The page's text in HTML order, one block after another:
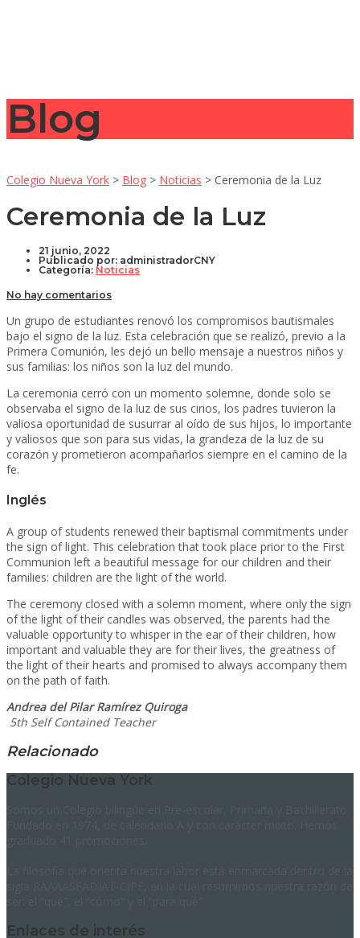
Blog
Colegio Nueva York > Blog > Noticias > Ceremonia de la Luz
Ceremonia de la Luz
21 junio, 2022
Publicado por: administradorCNY
Categoría: Noticias
No hay comentarios
Un grupo de estudiantes renovó los compromisos bautismales
bajo el signo de la luz. Esta celebración que se realizó, previo a la
Primera Comunión, les dejó un bello mensaje a nuestros niños y
sus familias: los niños son la luz del mundo.
La ceremonia cerró con un momento solemne, donde solo se
observaba el signo de la luz de sus cirios, los padres tuvieron la
valiosa oportunidad de susurrar al oído de sus hijos, lo importante
y valiosos que son para sus vidas, la grandeza de la luz de su
corazón y prometieron acompañarlos siempre en el camino de la
fe.
Inglés
A group of students renewed their baptismal commitments under
the sign of light. This celebration that took place prior to the First
Communion left a beautiful message for our children and their
families: children are the light of the world.
The ceremony closed with a solemn moment, where only the sign
of the light of their candles was observed, the parents had the
valuable opportunity to whisper in the ear of their children, how
important and valuable they are for their lives, the greatness of
the light of their hearts and promised to always accompany them
on the path of faith.
Andrea del Pilar Ramírez Quiroga
5th Self Contained Teacher
Relacionado
Colegio Nueva York
Enlaces de interés